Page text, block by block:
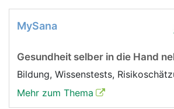
MySana
Gesundheit selber in die Hand
Bildung, Wissenstests,
Mehr zum Thema